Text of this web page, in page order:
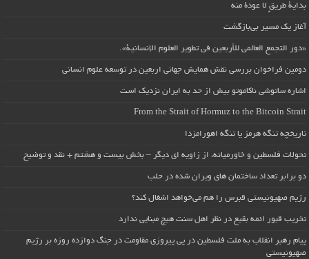
بداية طريقٍ لا عودة منه
آغاز یک مسیر بی‌بازگشت
«دور التجمع العالمي للأربعين في تطوير العلوم الإنسانية».
دومین فراخوان بررسی نقش همایش جهانی اربعین در توسعه علوم انسانی
اشاره ساتوشی ناکاموتو بیش از حد به ایران نزدیک است
From the Strait of Hormuz to the Bitcoin Strait
تاریخچه تنگه هرمز یا تنگه اهورامزدا
تحولات فلسطین و خاورمیانه، از زاویه ای دیگر – بخش بیست و هشتم + نقد و توضیح
دو برابر تعداد ساختمان های ویران شده در حلب
رژیم صهیونیستی قبرس را هم می‌خواهد اشغال کند؟
تخریب قبور ائمه بقیع در نظر اهل سنت هیچ مبنایی ندارد
پیام رهبر انقلاب به ملت فلسطین در پی پیروزی مقاومت در جنگ دوازده روزه بر رژیم
صهیونیستی